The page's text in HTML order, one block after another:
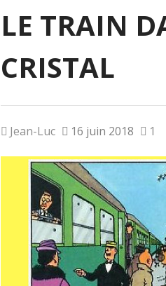
LE TRAIN
CRISTAL
Jean-Luc 16 juin 2018 1